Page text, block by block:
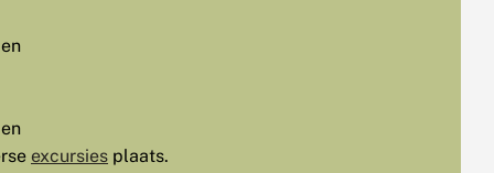
excursies plaats.